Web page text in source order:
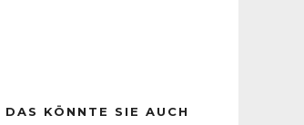
DAS KÖNNTE SIE AUCH